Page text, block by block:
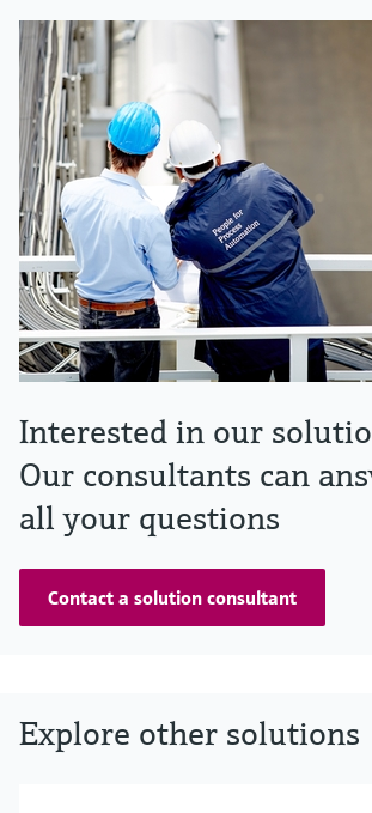
Interested in our
Our consultants can
all your questions
Contact a solution consultant
Explore other solutions